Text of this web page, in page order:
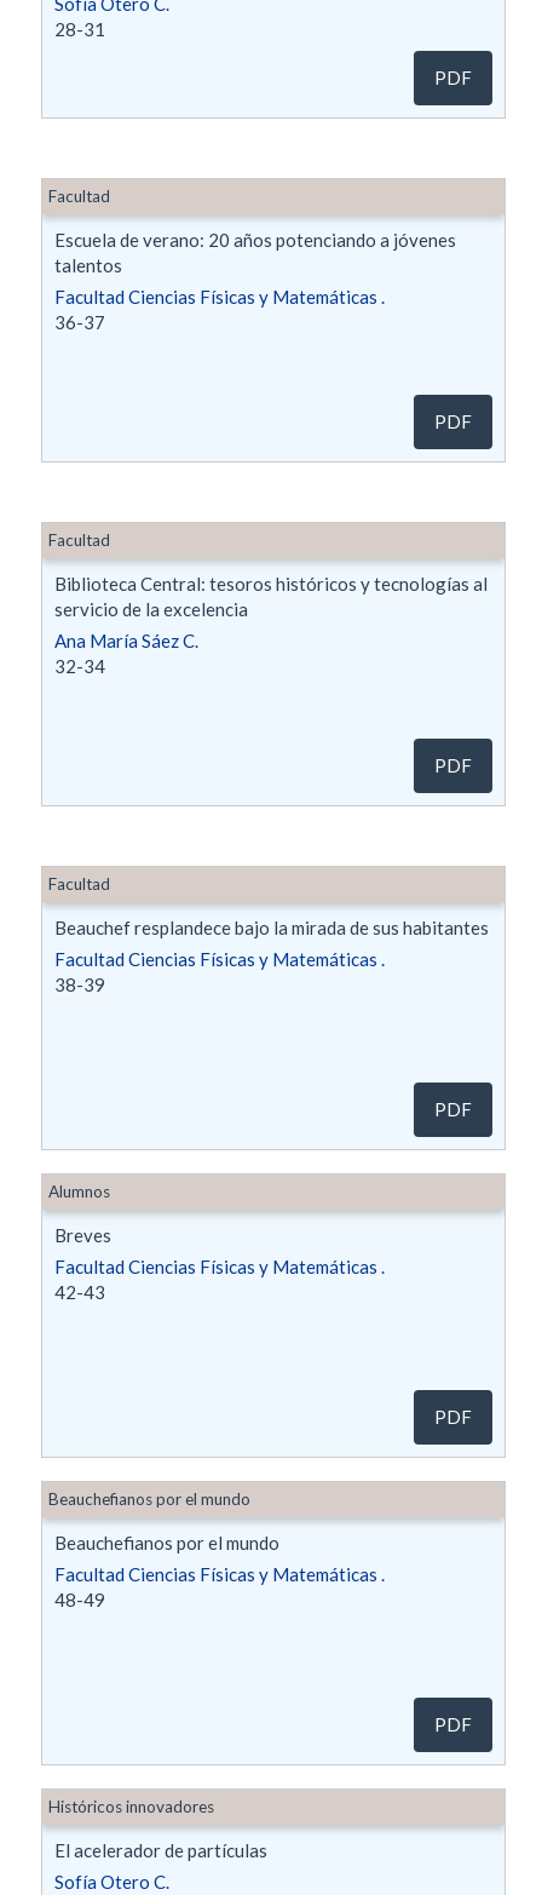
28-31
PDF
Escuela de verano: 20 años potenciando a jóvenes
talentos
Facultad Ciencias Físicas y Matemáticas .
36-37
Facultad
PDF
Biblioteca Central: tesoros históricos y tecnologías al
servicio de la excelencia
Ana María Sáez C.
32-34
Facultad
PDF
Beauchef resplandece bajo la mirada de sus habitantes
Facultad Ciencias Físicas y Matemáticas .
38-39
Facultad
PDF
Breves
Facultad Ciencias Físicas y Matemáticas .
42-43
Alumnos
PDF
Beauchefianos por el mundo
Facultad Ciencias Físicas y Matemáticas .
48-49
Beauchefianos por el mundo
PDF
El acelerador de partículas
Sofía Otero C.
Históricos innovadores